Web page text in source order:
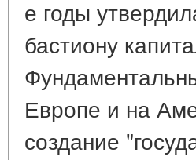
е годы
бастиону
Европе и на
создание